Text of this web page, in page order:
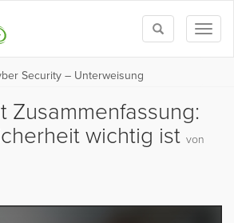
Toggle
search
Security – Unterweisung
Zusammenfassung:
wichtig ist von